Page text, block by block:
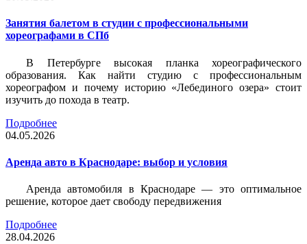
Занятия балетом в студии с профессиональными
хореографами в СПб
В Петербурге высокая планка хореографического
образования. Как найти студию с профессиональным
хореографом и почему историю «Лебединого озера» стоит
изучить до похода в театр.
Подробнее
04.05.2026
Аренда авто в Краснодаре: выбор и условия
Аренда автомобиля в Краснодаре — это оптимальное
решение, которое дает свободу передвижения
Подробнее
28.04.2026